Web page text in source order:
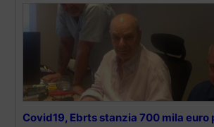
Covid19, Ebrts stanzia 700 mila euro